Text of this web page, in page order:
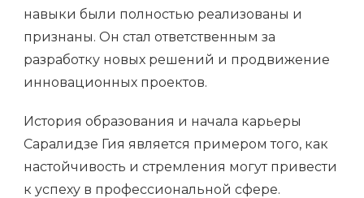
навыки были полностью реализованы и
признаны. Он стал ответственным за
разработку новых решений и продвижение
инновационных проектов.
История образования и начала карьеры
Саралидзе Гия является примером того, как
настойчивость и стремления могут привести
к успеху в профессиональной сфере.